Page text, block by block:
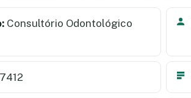
Consultório Odontológico